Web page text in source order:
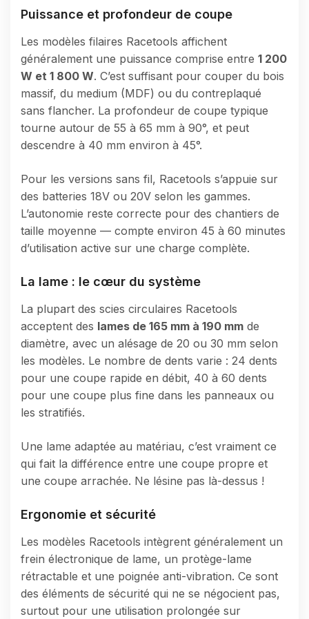
Puissance et profondeur de coupe
Les modèles filaires Racetools affichent
généralement une puissance comprise entre 1 200
W et 1 800 W. C’est suffisant pour couper du bois
massif, du medium (MDF) ou du contreplaqué
sans flancher. La profondeur de coupe typique
tourne autour de 55 à 65 mm à 90°, et peut
descendre à 40 mm environ à 45°.
Pour les versions sans fil, Racetools s’appuie sur
des batteries 18V ou 20V selon les gammes.
L’autonomie reste correcte pour des chantiers de
taille moyenne — compte environ 45 à 60 minutes
d’utilisation active sur une charge complète.
La lame : le cœur du système
La plupart des scies circulaires Racetools
acceptent des lames de 165 mm à 190 mm de
diamètre, avec un alésage de 20 ou 30 mm selon
les modèles. Le nombre de dents varie : 24 dents
pour une coupe rapide en débit, 40 à 60 dents
pour une coupe plus fine dans les panneaux ou
les stratifiés.
Une lame adaptée au matériau, c’est vraiment ce
qui fait la différence entre une coupe propre et
une coupe arrachée. Ne lésine pas là-dessus !
Ergonomie et sécurité
Les modèles Racetools intègrent généralement un
frein électronique de lame, un protège-lame
rétractable et une poignée anti-vibration. Ce sont
des éléments de sécurité qui ne se négocient pas,
surtout pour une utilisation prolongée sur